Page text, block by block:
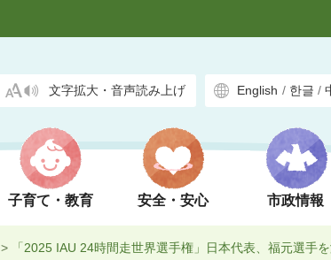
文字拡大・音声読み上げ English / 한글 /
子育て・教育 安全・安心 市政情報
> 「2025 IAU 24時間走世界選手権」日本代表、福元選手